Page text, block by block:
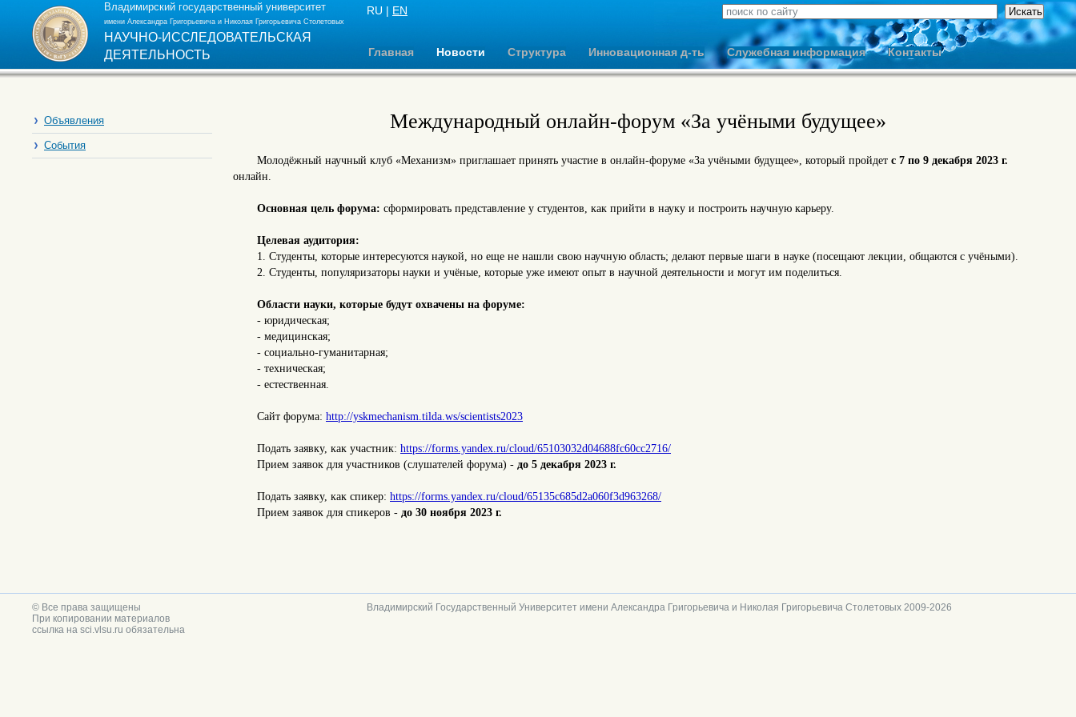
Владимирский государственный университет
имени Александра Григорьевича и Николая Григорьевича Столетовых
НАУЧНО-ИССЛЕДОВАТЕЛЬСКАЯ
ДЕЯТЕЛЬНОСТЬ
RU | EN
Главная Новости Структура Инновационная д-ть Служебная информация Контакты
Объявления
События
Международный онлайн-форум «За учёными будущее»
Молодёжный научный клуб «Механизм» приглашает принять участие в онлайн-форуме «За учёными будущее», который пройдет с 7 по 9 декабря 2023 г.
онлайн.
Основная цель форума: сформировать представление у студентов, как прийти в науку и построить научную карьеру.
Целевая аудитория:
1. Студенты, которые интересуются наукой, но еще не нашли свою научную область; делают первые шаги в науке (посещают лекции, общаются с учёными).
2. Студенты, популяризаторы науки и учёные, которые уже имеют опыт в научной деятельности и могут им поделиться.
Области науки, которые будут охвачены на форуме:
- юридическая;
- медицинская;
- социально-гуманитарная;
- техническая;
- естественная.
Сайт форума: http://yskmechanism.tilda.ws/scientists2023
Подать заявку, как участник: https://forms.yandex.ru/cloud/65103032d04688fc60cc2716/
Прием заявок для участников (слушателей форума) - до 5 декабря 2023 г.
Подать заявку, как спикер: https://forms.yandex.ru/cloud/65135c685d2a060f3d963268/
Прием заявок для спикеров - до 30 ноября 2023 г.
© Все права защищены
При копировании материалов
ссылка на sci.vlsu.ru обязательна
Владимирский Государственный Университет имени Александра Григорьевича и Николая Григорьевича Столетовых 2009-2026